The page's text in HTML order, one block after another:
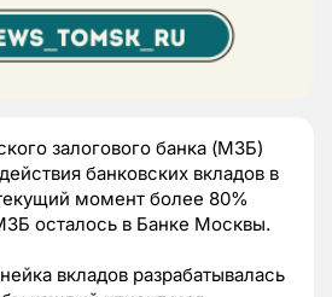
залогового банка (МЗБ)
банковских вкладов в
момент более 80%
осталось в Банке Москвы.
вкладов разрабатывалась